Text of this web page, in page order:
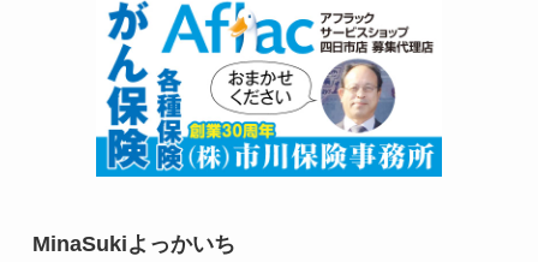
MinaSukiよっかいち